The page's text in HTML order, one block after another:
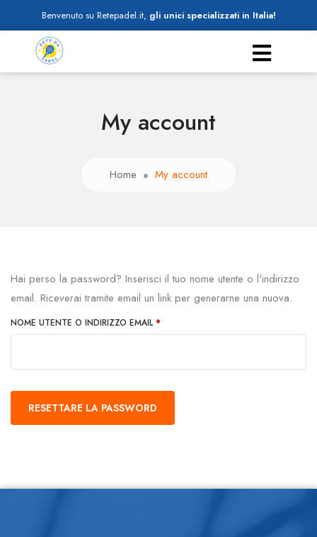
Benvenuto su Retepadel.it, gli unici specializzati in Italia!
My account
Home My account
Hai perso la password? Inserisci il tuo nome utente o l'indirizzo
email. Riceverai tramite email un link per generarne una nuova.
NOME UTENTE O INDIRIZZO EMAIL*
RESETTARE LA PASSWORD